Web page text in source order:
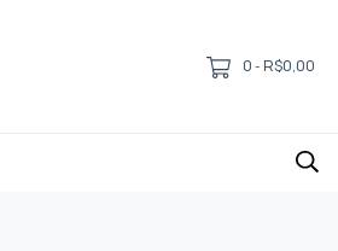
0 - R$0,00